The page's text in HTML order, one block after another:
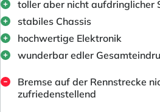
toller aber nicht aufdringlicher
stabiles Chassis
hochwertige Elektronik
wunderbar edler
Bremse auf der Rennstrecke
zufriedenstellend